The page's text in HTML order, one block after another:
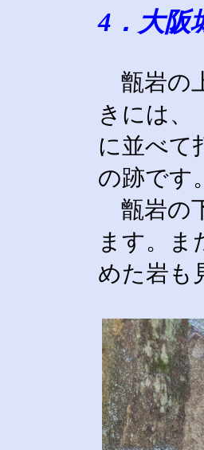
4．大阪
甑岩の
きには、
に並べて
の跡です。
甑岩の
ます。ま
めた岩も